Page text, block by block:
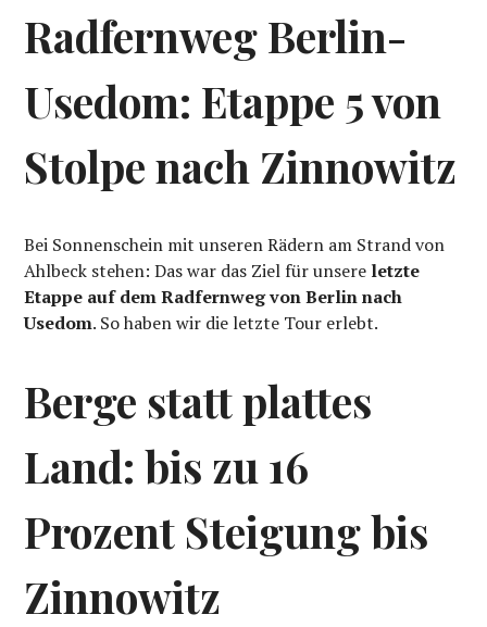
Radfernweg Berlin-
Usedom: Etappe 5 von
Stolpe nach Zinnowitz
Bei Sonnenschein mit unseren Rädern am Strand von
Ahlbeck stehen: Das war das Ziel für unsere letzte
Etappe auf dem Radfernwegvon Berlin nach
Usedom. So haben wir die letzte Tour erlebt.
Berge statt plattes
Land: bis zu 16
Prozent Steigung bis
Zinnowitz